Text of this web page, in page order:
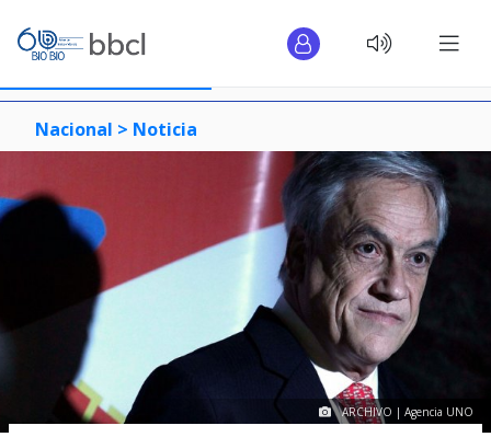
Nacional > Noticia
ARCHIVO | Agencia UNO